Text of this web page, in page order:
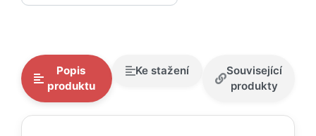
Popis
produktu
Ke stažení
Související
produkty